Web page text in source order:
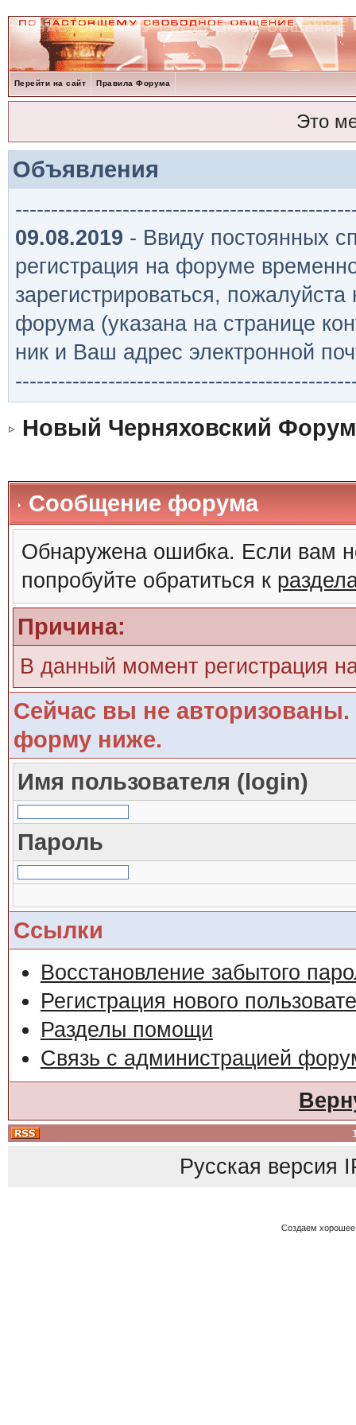
Перейти на сайт Правила Форума
Это
Объявления
09.08.2019 - Ввиду постоянных
регистрация на форуме
зарегистрироваться,
форума (указана на странице
ник и Ваш адрес электронной
Новый Черняховский Форум
Сообщение форума
Обнаружена ошибка. Если вам
попробуйте обратиться к
Причина:
В данный момент регистрация
Сейчас вы не авторизованы.
форму ниже.
Имя пользователя (login)
Пароль
Ссылки
Восстановление забытого
Регистрация нового
Разделы помощи
Связь с администрацией
Русская версия
Создаем